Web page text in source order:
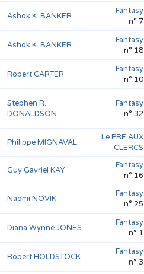
Ashok K. BANKER
Fantasy
n° 7
Ashok K. BANKER
Fantasy
n° 18
Robert CARTER
Fantasy
n° 10
Stephen R.
DONALDSON
Fantasy
n° 32
Philippe MIGNAVAL
Le PRÉ AUX
CLERCS
Guy Gavriel KAY
Fantasy
n° 16
Naomi NOVIK
Fantasy
n° 25
Diana Wynne JONES
Fantasy
n° 1
Robert HOLDSTOCK
Fantasy
n° 3